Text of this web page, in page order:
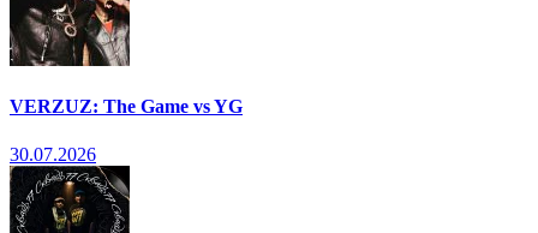
VERZUZ: The Game vs YG
30.07.2026